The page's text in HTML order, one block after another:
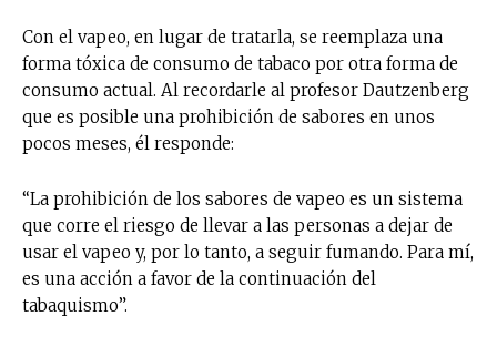
Con el vapeo, en lugar de tratarla, se reemplaza una
forma tóxica de consumo de tabaco por otra forma de
consumo actual. Al recordarle al profesor Dautzenberg
que es posible una prohibición de sabores en unos
pocos meses, él responde:
“La prohibición de los sabores de vapeo es un sistema
que corre el riesgo de llevar a las personas a dejar de
usar el vapeo y, por lo tanto, a seguir fumando. Para mí,
es una acción a favor de la continuación del
tabaquismo”.